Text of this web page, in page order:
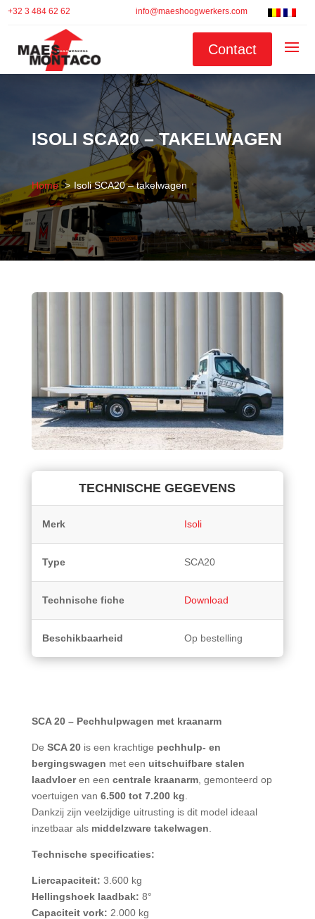
+32 3 484 62 62 info@maeshoogwerkers.com
Contact
ISOLI SCA20 – TAKELWAGEN
Home Isoli SCA20 – takelwagen
TECHNISCHE GEGEVENS
Merk Isoli
Type SCA20
Technische fiche Download
Beschikbaarheid Op bestelling
SCA 20 – Pechhulpwagen met kraanarm
De SCA 20is een krachtige pechhulp- en
bergingswagen met een uitschuifbare stalen
laadvloeren een centrale kraanarm, gemonteerd op
voertuigen van 6.500 tot 7.200 kg
Dankzij zijn veelzijdige uitrusting is dit model ideaal
inzetbaar als middelzware takelwagen
Technische specificaties:
Liercapaciteit: 3.600 kg
Hellingshoek laadbak: 8°
Capaciteit vork: 2.000 kg